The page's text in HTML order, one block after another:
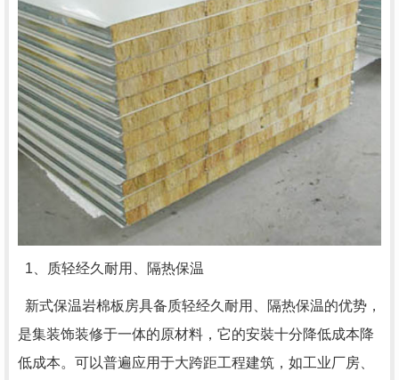
1、质轻经久耐用、隔热保温
新式保温岩棉板房具备质轻经久耐用、隔热保温的优势，
是集装饰装修于一体的原材料，它的安裝十分降低成本降
低成本。可以普遍应用于大跨距工程建筑，如工业厂房、